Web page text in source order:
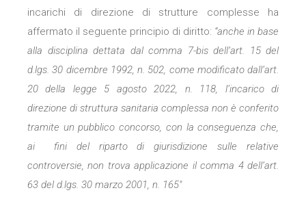
incarichi di direzione di strutture complesse ha
affermato il seguente principio di diritto: “anche in base
alla disciplina dettata dal comma 7-bis dell’art. 15 del
d.lgs. 30 dicembre 1992, n. 502, come modificato dall’art.
20 della legge 5 agosto 2022, n. 118, l’incarico di
direzione di struttura sanitaria complessa non è conferito
tramite un pubblico concorso, con la conseguenza che,
ai fini del riparto di giurisdizione sulle relative
controversie, non trovaapplicazione il comma 4 dell’art.
63 del d.lgs. 30 marzo 2001, n. 165″